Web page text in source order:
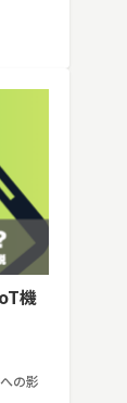
機
の影